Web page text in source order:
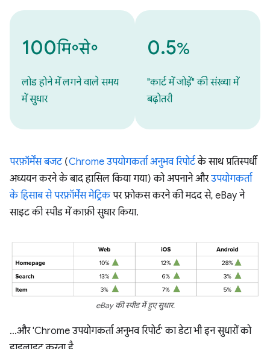
100मि॰से॰
लोड होने में लगने वाले समय
में सुधार
0.5%
"कार्ट में जोड़ें" की संख्या में
बढ़ोतरी
परफ़ॉर्मेंस बजट(Chrome उपयोगकर्ता अनुभव रिपोर्टके साथ प्रतिस्पर्धी
अध्ययन करने के बाद हासिल किया गया) को अपनाने औरउपयोगकर्ता
के हिसाब से परफ़ॉर्मेंस मेट्रिकपर फ़ोकस करने की मदद से, eBay ने
साइट की स्पीड में काफ़ी सुधार किया.
eBay की स्पीड में हुए सुधार.
…और 'Chrome उपयोगकर्ता अनुभव रिपोर्ट' का डेटा भी इन सुधारों को